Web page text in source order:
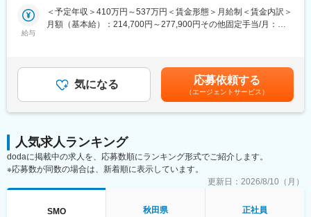
した。管理職における女性比率も63.6%と、ライフイベントの多
い女性も活躍しやすい環境です。正社員の場合、転勤可能性はあ
変更の範囲：会社の定める業務
【CRCのやりがい】
接聞けることもあります。患者様や医療機関から「ありがとう」
と感謝の言葉をいただけたときの喜びは、ひとしおです。
・治験の進捗状況の確認や患者様対応の予定などを、院内の治験
事務局に共有
・来院された患者様の診察や検査に同席し、治験が手順通りに行
われているか、患者様の状態変化が無いかを確認します。
・患者様の報告書作成
給与
＜予定年収＞410万円～537万円＜賃金形態＞月給制＜賃金内訳＞
月額（基本給）：214,700円～277,900円その他固定手当/月：
CRC手当・休日連絡対応手当■賞与：年2回（6月、12月）／昇
給：年1回（10月）※業績に応じ、決算賞与（秋季賞与）支給の場
合あり（10月）■時間外・休日出勤手当等の割増賃金は別途支給
賃金はあくまでも目安の金額であり、選考を通じて上下する可能
気になる 応募依頼する
（エージェントサービス）
人気求人ランキング
dodaに掲載中の求人を、応募数順にランキング形式でご紹介します。
※応募数が同数の場合は、新着順に表示しています。
更新日： 2026/8/10（月）
SMO 秋田県 正社員